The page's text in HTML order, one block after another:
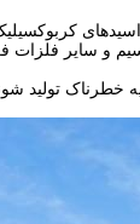
اسیدهای
و سایر فلزات
خطرناک تولید